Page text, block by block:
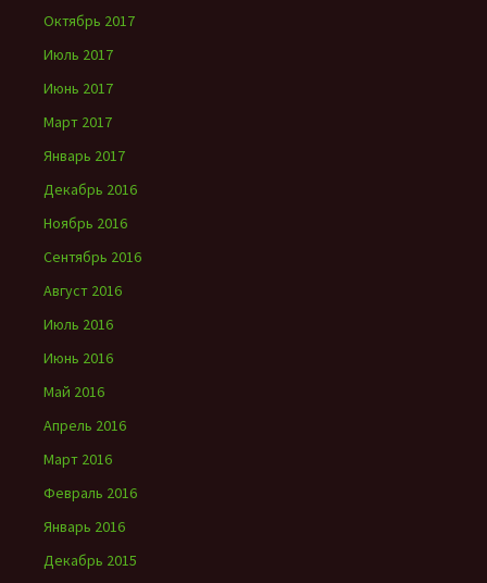
Октябрь 2017
Июль 2017
Июнь 2017
Март 2017
Январь 2017
Декабрь 2016
Ноябрь 2016
Сентябрь 2016
Август 2016
Июль 2016
Июнь 2016
Май 2016
Апрель 2016
Март 2016
Февраль 2016
Январь 2016
Декабрь 2015